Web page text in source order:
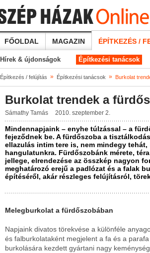
FŐOLDAL MAGAZIN ÉPÍTKEZÉS /
Hírek & újdonságok Építkezési tanácsok
Építkezés / felújítás » Építkezési tanácsok » Burkolat
Burkolat trendek a
Sámathy Tamás 2010. szeptember 2.
Mindennapjaink – enyhe túlzással – a
fejeződnek be. A fürdőszoba a
ellazulás intim tere is, nem mindegy
hangulatunkra. Fürdőszobánk mérete,
jellege, elrendezése az összkép nagyon
meghatározó erejű a padlózat és a falak
építéséről, akár részleges felújításról,
Melegburkolat a fürdőszobában
Napjaink divatos törekvése a különféle
és falburkolataként megjelent a fa és a
burkolására kezdett gyártani nagy